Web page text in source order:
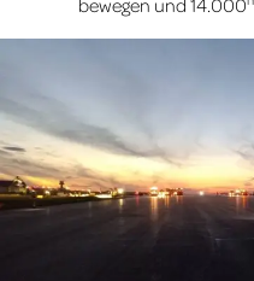
bewegen und 14.000